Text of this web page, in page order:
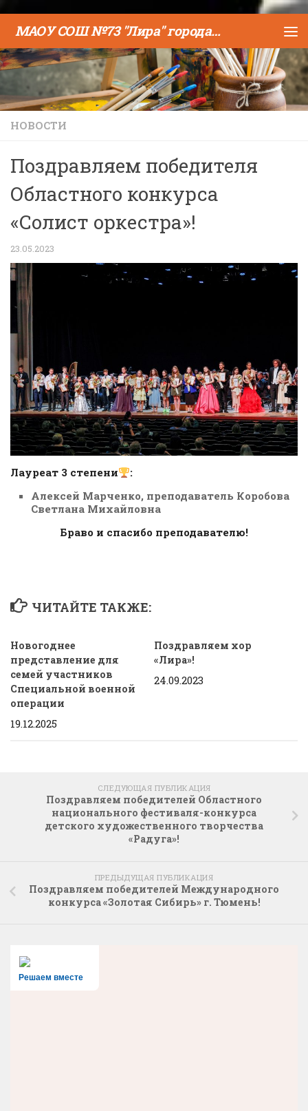
МАОУ СОШ №73 "Лира" города Тюмени
НОВОСТИ
Поздравляем победителя
Областного конкурса
«Солист оркестра»!
23.05.2023
Лауреат 3 степени
:
Алексей Марченко, преподаватель Коробова
Светлана Михайловна
Браво и спасибо преподавателю!
ЧИТАЙТЕ ТАКЖЕ:
Новогоднее
представление для
семей участников
Специальной военной
операции
19.12.2025
Поздравляем хор
«Лира»!
24.09.2023
СЛЕДУЮЩАЯ ПУБЛИКАЦИЯ
Поздравляем победителей Областного
национального фестиваля-конкурса
детского художественного творчества
«Радуга»!
ПРЕДЫДУЩАЯ ПУБЛИКАЦИЯ
Поздравляем победителей Международного
конкурса «Золотая Сибирь» г. Тюмень!
Решаем вместе